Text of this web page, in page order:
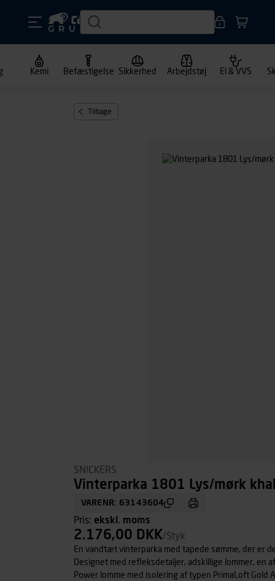
Kemi Befæstigelse Sikkerhed Arbejdstøj El & VVS
Tilbage
SNICKERS
Vinterparka 1801 Lys/mørk
VARENR: 63143604
Pris: ekskl. moms
2.176,00 DKK/Styk
En vandtæt vinterparka med tapede sømme, der er
Designet med refleksdetaljer, adskillige lommer, en
Power lomme med isolering af typen PrimaLoft